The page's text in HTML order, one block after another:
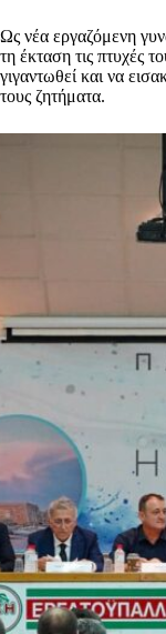
Ως νέα εργαζόμενη
τη έκταση τις πτυχές
γιγαντωθεί και να
τους ζητήματα.